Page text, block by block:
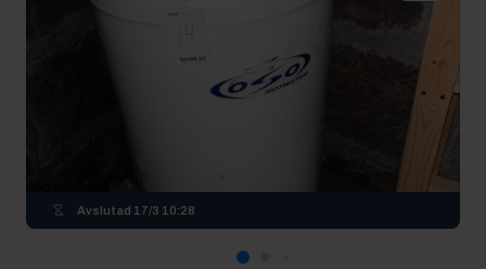
Avslutad 17/3 10:28